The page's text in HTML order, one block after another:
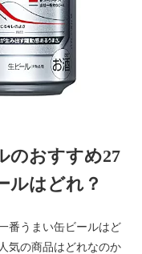
のおすすめ27
ルはどれ？
番うまい缶ビールはど
気の商品はどれなのか